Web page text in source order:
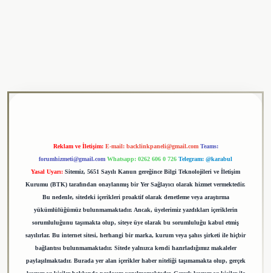
Reklam ve İletişim: E-mail: backlinkpaneli@gmail.com Teams:
forumhizmeti@gmail.com Whatsapp: 0262 606 0 726 Telegram: @karabul
Yasal Uyarı: Sitemiz, 5651 Sayılı Kanun gereğince Bilgi Teknolojileri ve İletişim
Kurumu (BTK) tarafından onaylanmış bir Yer Sağlayıcı olarak hizmet vermektedir.
Bu nedenle, sitedeki içerikleri proaktif olarak denetleme veya araştırma
yükümlülüğümüz bulunmamaktadır. Ancak, üyelerimiz yazdıkları içeriklerin
sorumluluğunu taşımakta olup, siteye üye olarak bu sorumluluğu kabul etmiş
sayılırlar. Bu internet sitesi, herhangi bir marka, kurum veya şahıs şirketi ile hiçbir
bağlantısı bulunmamaktadır. Sitede yalnızca kendi hazırladığımız makaleler
paylaşılmaktadır. Burada yer alan içerikler haber niteliği taşımamakta olup, gerçek